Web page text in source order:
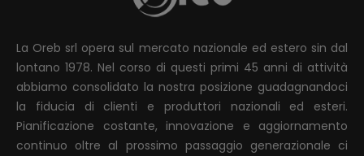
La Oreb srl opera sul mercato nazionale ed estero sin dal
lontano 1978. Nel corso di questi primi 45 anni di attività
abbiamo consolidato la nostra posizione guadagnandoci
la fiducia di clienti e produttori nazionali ed esteri.
Pianificazione costante, innovazione e aggiornamento
continuo oltre al prossimo passaggio generazionale ci